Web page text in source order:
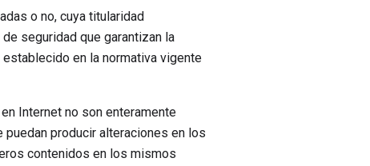
o no, cuya titularidad
seguridad que garantizan la
en la normativa vigente
Internet no son enteramente
producir alteraciones en los
contenidos en los mismos